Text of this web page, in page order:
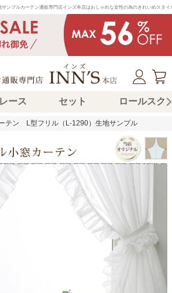
サンプルカーテン通販専門店インズ本店はおしゃれな女性の為のきれいめスタ
レース セット ロールスク
テン L型フリル（L-1290）生地サンプル